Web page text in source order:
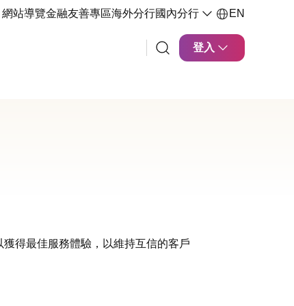
網站導覽金融友善專區海外分行國內分行 EN
登入
得最佳服務體驗，以維持互信的客戶